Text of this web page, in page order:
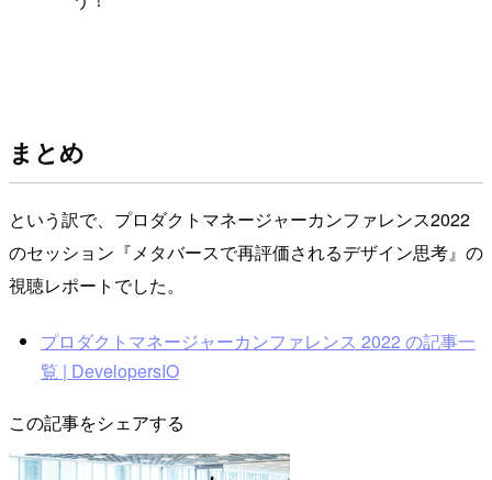
まとめ
という訳で、プロダクトマネージャーカンファレンス2022
のセッション『メタバースで再評価されるデザイン思考』の
視聴レポートでした。
プロダクトマネージャーカンファレンス 2022 の記事一
覧 | DevelopersIO
この記事をシェアする